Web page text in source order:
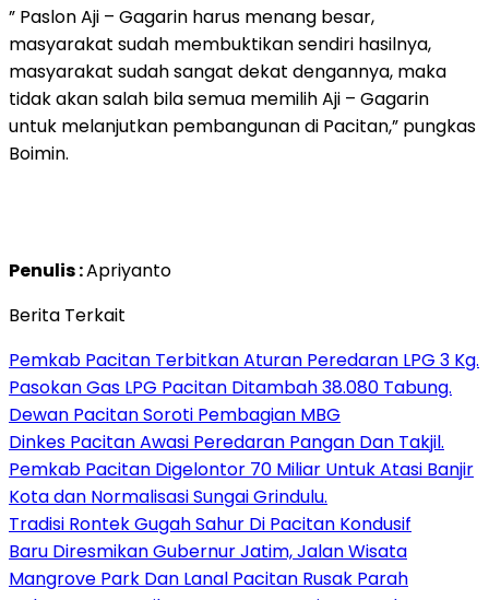
” Paslon Aji – Gagarin harus menang besar,
masyarakat sudah membuktikan sendiri hasilnya,
masyarakat sudah sangat dekat dengannya, maka
tidak akan salah bila semua memilih Aji – Gagarin
untuk melanjutkan pembangunan di Pacitan,” pungkas
Boimin.
Penulis :Apriyanto
Berita Terkait
Pemkab Pacitan Terbitkan Aturan Peredaran LPG 3 Kg.
Pasokan Gas LPG Pacitan Ditambah 38.080 Tabung.
Dewan Pacitan Soroti Pembagian MBG
Dinkes Pacitan Awasi Peredaran Pangan Dan Takjil.
Pemkab Pacitan Digelontor 70 Miliar Untuk Atasi Banjir
Kota dan Normalisasi Sungai Grindulu.
Tradisi Rontek Gugah Sahur Di Pacitan Kondusif
Baru Diresmikan Gubernur Jatim, Jalan Wisata
Mangrove Park Dan Lanal Pacitan Rusak Parah